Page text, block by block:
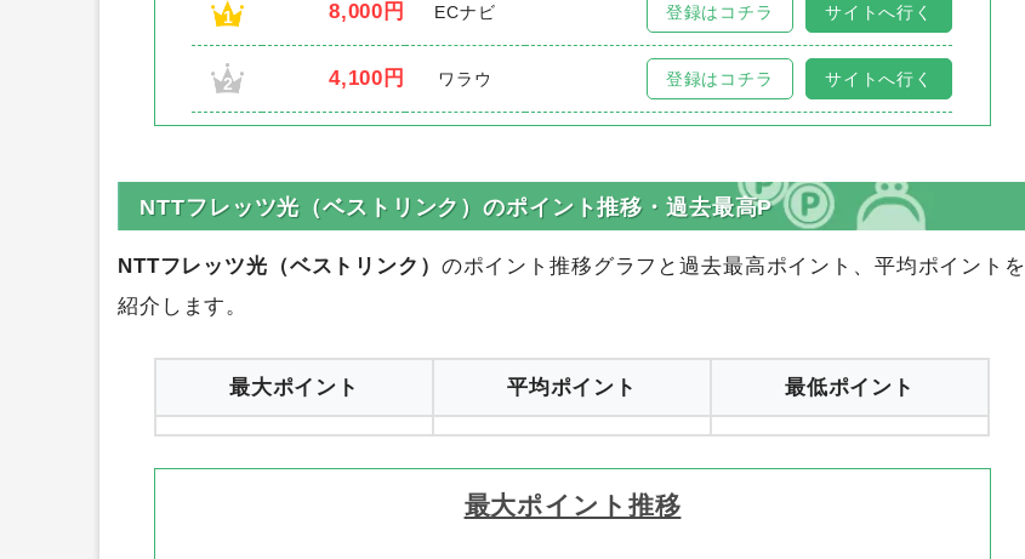
1 8,000円 ECナビ 登録はコチラ サイトへ行く
2 4,100円 ワラウ 登録はコチラ サイトへ行く
NTTフレッツ光（ベストリンク）のポイント推移・過去最高P
NTTフレッツ光（ベストリンク） のポイント推移グラフと過去最高ポイント、平均ポイントを
紹介します。
最大ポイント 平均ポイント 最低ポイント
最大ポイント推移